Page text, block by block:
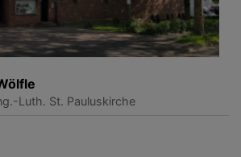
Luth. St. Pauluskirche